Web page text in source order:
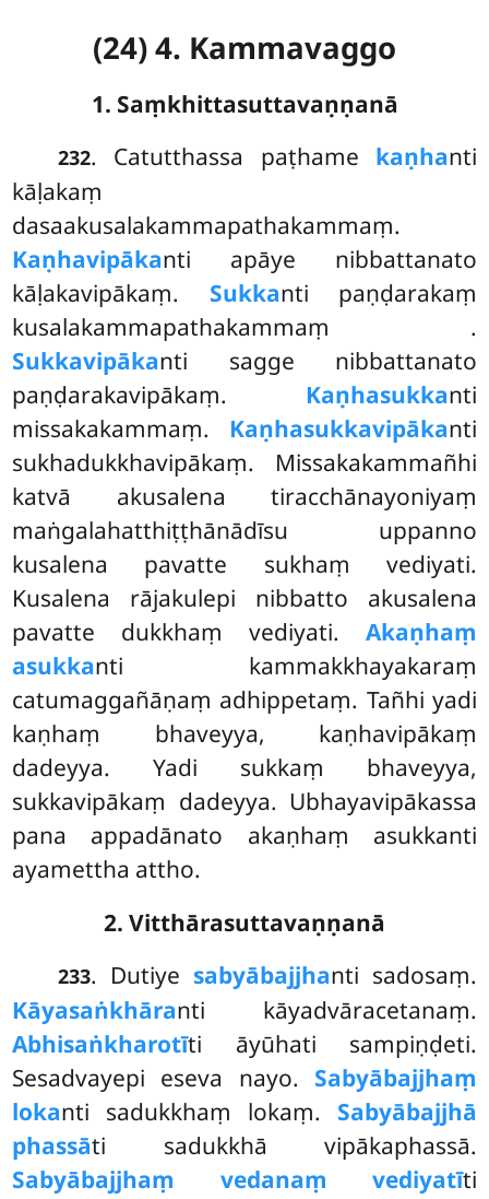
(24) 4. Kammavaggo
1. Saṃkhittasuttavaṇṇanā
232. Catutthassa paṭhame kaṇhanti
kāḷakaṃ
dasaakusalakammapathakammaṃ.
Kaṇhavipākanti apāye nibbattanato
kāḷakavipākaṃ. Sukkanti paṇḍarakaṃ
kusalakammapathakammaṃ .
Sukkavipākanti sagge nibbattanato
paṇḍarakavipākaṃ. Kaṇhasukkanti
missakakammaṃ. Kaṇhasukkavipākanti
sukhadukkhavipākaṃ. Missakakammañhi
katvā akusalena tiracchānayoniyaṃ
maṅgalahatthiṭṭhānādīsu uppanno
kusalena pavatte sukhaṃ vediyati.
Kusalena rājakulepi nibbatto akusalena
pavatte dukkhaṃ vediyati. Akaṇhaṃ
asukkanti kammakkhayakaraṃ
catumaggañāṇaṃ adhippetaṃ. Tañhi yadi
kaṇhaṃ bhaveyya, kaṇhavipākaṃ
dadeyya. Yadi sukkaṃ bhaveyya,
sukkavipākaṃ dadeyya. Ubhayavipākassa
pana appadānato akaṇhaṃ asukkanti
ayamettha attho.
2. Vitthārasuttavaṇṇanā
233. Dutiye sabyābajjhanti sadosaṃ.
Kāyasaṅkhāranti kāyadvāracetanaṃ.
Abhisaṅkharotīti āyūhati sampiṇḍeti.
Sesadvayepi eseva nayo. Sabyābajjhaṃ
lokanti sadukkhaṃ lokaṃ. Sabyābajjhā
phassāti sadukkhā vipākaphassā.
Sabyābajjhaṃ vedanaṃ vediyatīti